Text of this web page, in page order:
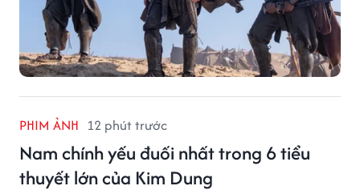
PHIM ẢNH 12 phút trước
Nam chính yếu đuối nhất trong 6 tiểu
thuyết lớn của Kim Dung